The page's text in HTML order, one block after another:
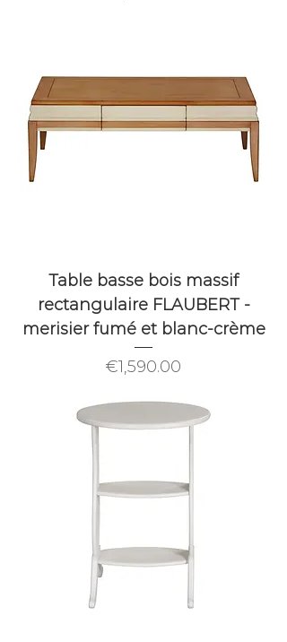
Table basse bois massif
rectangulaire FLAUBERT -
merisier fumé et blanc-crème
Price
€1,590.00